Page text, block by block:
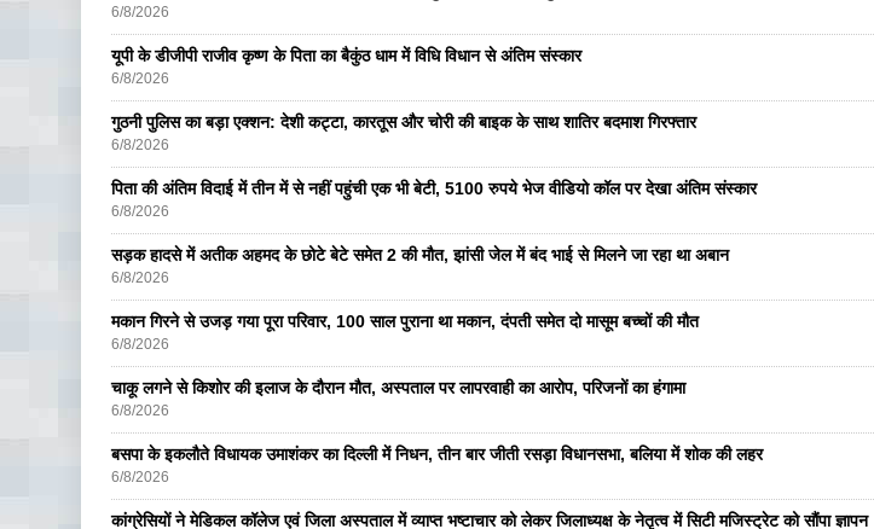
6/8/2026
यूपी के डीजीपी राजीव कृष्ण के पिता का बैकुंठ धाम में विधि विधान से अंतिम संस्कार
6/8/2026
गुठनी पुलिस का बड़ा एक्शन: देशी कट्टा, कारतूस और चोरी की बाइक के साथ शातिर बदमाश गिरफ्तार
6/8/2026
पिता की अंतिम विदाई में तीन में से नहीं पहुंची एक भी बेटी, 5100 रुपये भेज वीडियो कॉल पर देखा अंतिम संस्कार
6/8/2026
सड़क हादसे में अतीक अहमद के छोटे बेटे समेत 2 की मौत, झांसी जेल में बंद भाई से मिलने जा रहा था अबान
6/8/2026
मकान गिरने से उजड़ गया पूरा परिवार, 100 साल पुराना था मकान, दंपती समेत दो मासूम बच्चों की मौत
6/8/2026
चाकू लगने से किशोर की इलाज के दौरान मौत, अस्पताल पर लापरवाही का आरोप, परिजनों का हंगामा
6/8/2026
बसपा के इकलाैते विधायक उमाशंकर का दिल्ली में निधन, तीन बार जीती रसड़ा विधानसभा, बलिया में शोक की लहर
6/8/2026
कांग्रेसियों ने मेडिकल कॉलेज एवं जिला अस्पताल में व्याप्त भष्टाचार को लेकर जिलाध्यक्ष के नेतृत्व में सिटी मजिस्ट्रेट को सौंपा ज्ञापन